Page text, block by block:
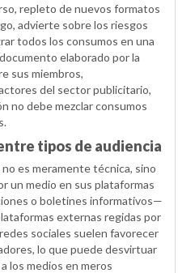
repleto de nuevos formatos
advierte sobre los riesgos
todos los consumos en una
elaborado por la
sus miembros,
del sector publicitario,
no debe mezclar consumos
tipos de audiencia
es meramente técnica, sino
un medio en sus plataformas
o boletines informativos—
externas regidas por
sociales suelen favorecer
lo que puede desvirtuar
los medios en meros